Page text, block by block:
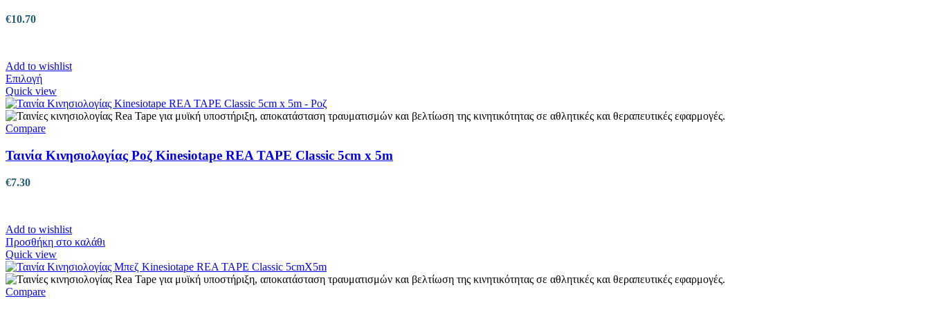
€10.70
Add to wishlist
ΕπιλογήΑυτό
το
προϊόν
έχει
πολλαπλές
Οι
επιλογές
σελίδα
του
προϊόντος
Quick view
Compare
Ταινία Κινησιολογίας Ροζ Kinesiotape REA TAPE Classic 5cm x 5m
€7.30
Add to wishlist
Προσθήκη στο καλάθι
Quick view
Compare